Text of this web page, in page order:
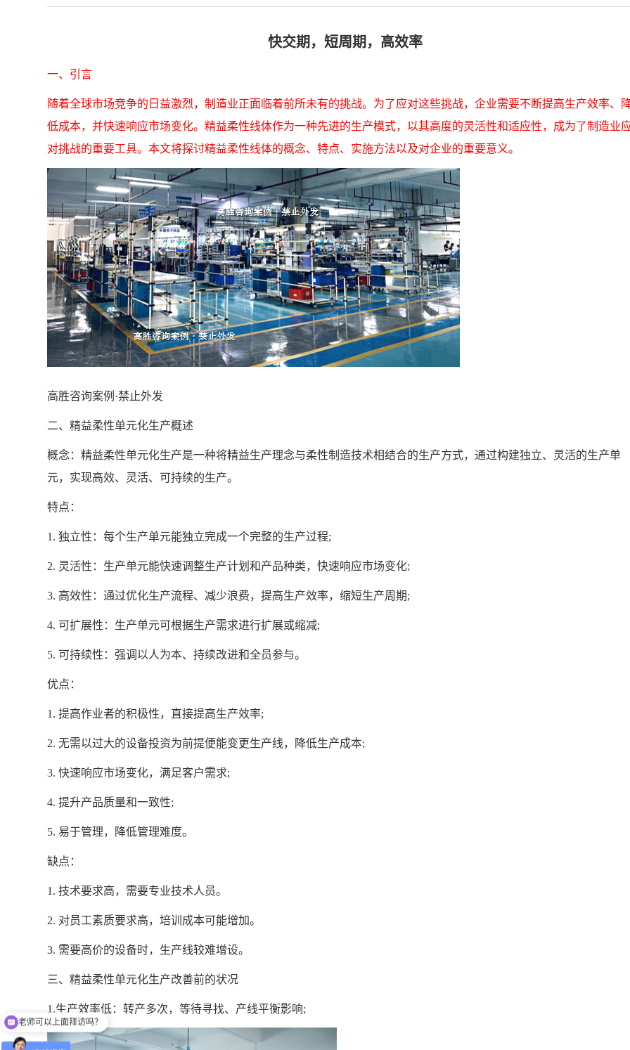
快交期，短周期，高效率
一、引言
随着全球市场竞争的日益激烈，制造业正面临着前所未有的挑战。为了应对这些挑战，企业需要不断提高生产效率、
低成本，并快速响应市场变化。精益柔性线体作为一种先进的生产模式，以其高度的灵活性和适应性，成为了制造业
对挑战的重要工具。本文将探讨精益柔性线体的概念、特点、实施方法以及对企业的重要意义。
高胜咨询案例·禁止外发
二、精益柔性单元化生产概述
概念：精益柔性单元化生产是一种将精益生产理念与柔性制造技术相结合的生产方式，通过构建独立、灵活的生产单
元，实现高效、灵活、可持续的生产。
特点：
1. 独立性：每个生产单元能独立完成一个完整的生产过程;
2. 灵活性：生产单元能快速调整生产计划和产品种类，快速响应市场变化;
3. 高效性：通过优化生产流程、减少浪费，提高生产效率，缩短生产周期;
4. 可扩展性：生产单元可根据生产需求进行扩展或缩减;
5. 可持续性：强调以人为本、持续改进和全员参与。
优点：
1. 提高作业者的积极性，直接提高生产效率;
2. 无需以过大的设备投资为前提便能变更生产线，降低生产成本;
3. 快速响应市场变化，满足客户需求;
4. 提升产品质量和一致性;
5. 易于管理，降低管理难度。
缺点：
1. 技术要求高，需要专业技术人员。
2. 对员工素质要求高，培训成本可能增加。
3. 需要高价的设备时，生产线较难增设。
三、精益柔性单元化生产改善前的状况
1.生产效率低：转产多次，等待寻找、产线平衡影响;
老师可以上面拜访吗？